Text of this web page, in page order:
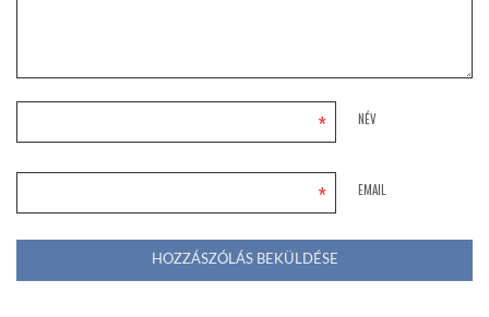
NÉV
*
EMAIL
*